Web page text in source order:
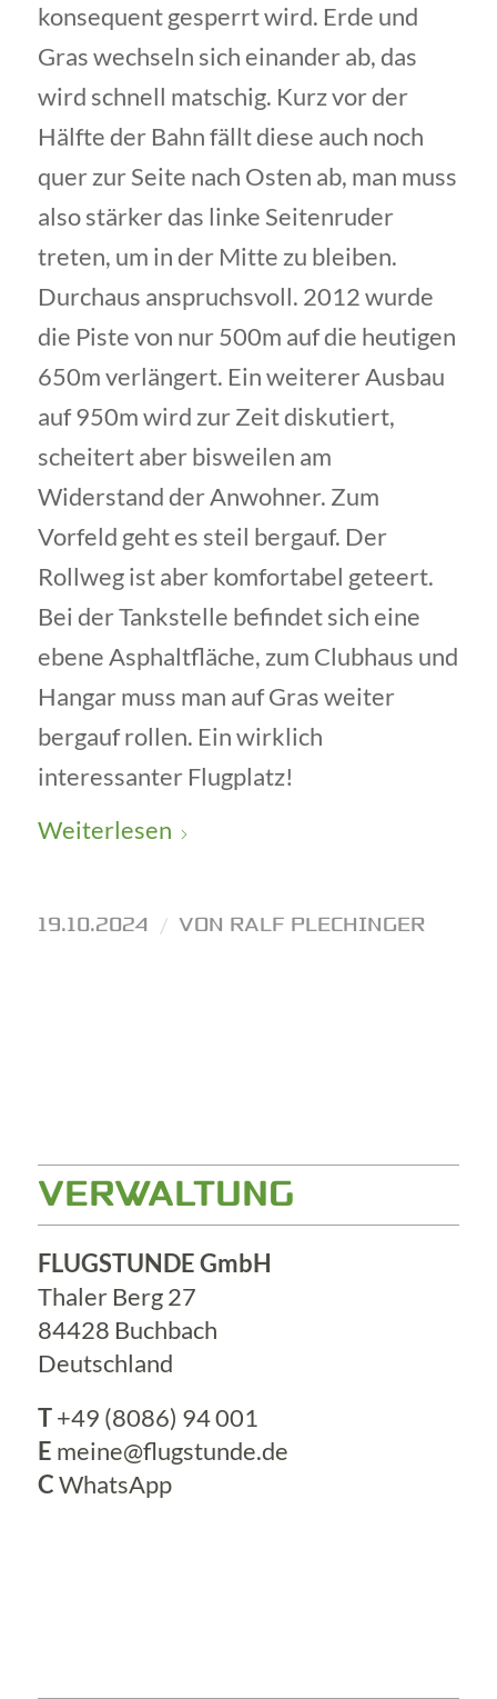
konsequent gesperrt wird. Erde und
Gras wechseln sich einander ab, das
wird schnell matschig. Kurz vor der
Hälfte der Bahn fällt diese auch noch
quer zur Seite nach Osten ab, man muss
also stärker das linke Seitenruder
treten, um in der Mitte zu bleiben.
Durchaus anspruchsvoll. 2012 wurde
die Piste von nur 500m auf die heutigen
650m verlängert. Ein weiterer Ausbau
auf 950m wird zur Zeit diskutiert,
scheitert aber bisweilen am
Widerstand der Anwohner. Zum
Vorfeld geht es steil bergauf. Der
Rollweg ist aber komfortabel geteert.
Bei der Tankstelle befindet sich eine
ebene Asphaltfläche, zum Clubhaus und
Hangar muss man auf Gras weiter
bergauf rollen. Ein wirklich
interessanter Flugplatz!
Weiterlesen
19.10.2024 / VON RALF PLECHINGER
VERWALTUNG
FLUGSTUNDE GmbH
Thaler Berg 27
84428 Buchbach
Deutschland
T +49 (8086) 94 001
E meine@flugstunde.de
CWhatsApp